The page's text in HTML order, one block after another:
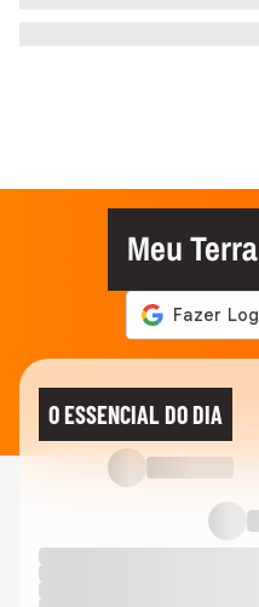
Meu Terra
O ESSENCIAL DO DIA